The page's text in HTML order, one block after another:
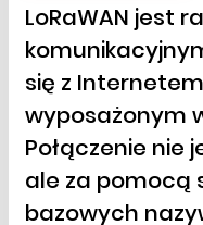
LoRaWAN jest
się z
wyposażonym
Połączenie nie
ale za pomocą
bazowych